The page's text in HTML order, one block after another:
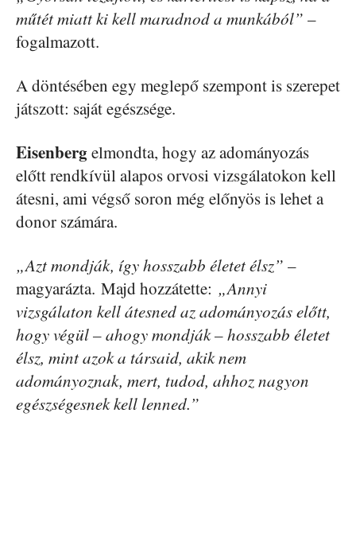
műtét miatt ki kell maradnod a munkából” –
fogalmazott.
A döntésében egy meglepő szempont is szerepet
játszott: saját egészsége.
Eisenbergelmondta, hogy az adományozás
előtt rendkívül alapos orvosi vizsgálatokon kell
átesni, ami végső soron még előnyös is lehet a
donor számára.
„Azt mondják, így hosszabb életet élsz” –
magyarázta. Majd hozzátette: „Annyi
vizsgálaton kell átesned az adományozás előtt,
hogy végül – ahogy mondják – hosszabb életet
élsz, mint azok a társaid, akik nem
adományoznak, mert, tudod, ahhoz nagyon
egészségesnek kell lenned.”